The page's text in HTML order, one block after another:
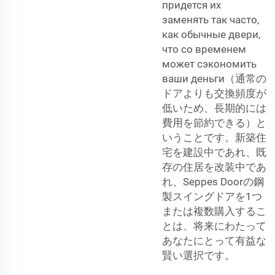
придется их
заменять так часто,
как обычные двери,
что со временем
может сэкономить
ваши деньги（通常の
ドアよりも交換頻度が
低いため、長期的には
費用を節約できる）と
いうことです。新築住
宅を建設中であれ、既
存の住居を改装中であ
れ、Seppes Doorの鋼
製スイングドアを1つ
または複数購入するこ
とは、将来にわたって
あなたにとって有益な
賢い選択です。